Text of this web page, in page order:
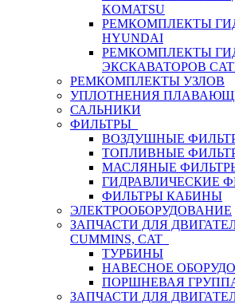
KOMATSU
РЕМКОМПЛЕКТЫ
HYUNDAI
РЕМКОМПЛЕКТЫ
ЭКСКАВАТОРОВ
РЕМКОМПЛЕКТЫ УЗЛОВ
УПЛОТНЕНИЯ
САЛЬНИКИ
ФИЛЬТРЫ
ВОЗДУШНЫЕ
ТОПЛИВНЫЕ
МАСЛЯНЫЕ
ГИДРАВЛИЧЕСКИЕ
ФИЛЬТРЫ КАБИНЫ
ЭЛЕКТРООБОРУДОВАНИЕ
ЗАПЧАСТИ ДЛЯ
CUMMINS, CAT
ТУРБИНЫ
НАВЕСНОЕ
ПОРШНЕВАЯ
ЗАПЧАСТИ ДЛЯ